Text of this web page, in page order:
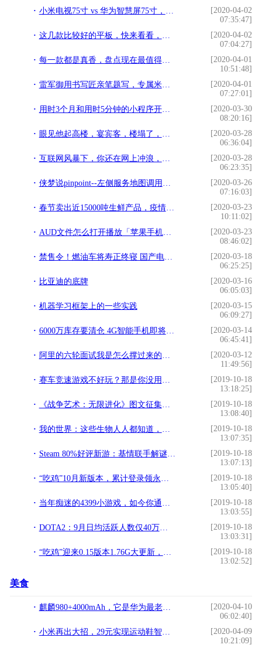
小米电视75寸 vs 华为智慧屏75寸，对比完后才知道差距有多大
[2020-04-02
07:35:47]
这几款比较好的平板，快来看看，你还在用吗
[2020-04-02
07:04:27]
每一款都是真香，盘点现在最值得入手的4款手机
[2020-04-01
10:51:48]
雷军御用书写匠亲笔题写，专属米粉定制国潮新品
[2020-04-01
07:27:01]
用时3个月和用时5分钟的小程序开发方法，差别到底有多大？
[2020-03-30
08:20:16]
眼见他起高楼，宴宾客，楼塌了，却正在王思聪身上逆袭了？
[2020-03-28
06:36:04]
互联网风暴下，你还在网上冲浪，很多人已经赚得盆满钵满了
[2020-03-28
06:23:35]
侠梦说pinpoint--左侧服务地图调用量和WasOn过滤
[2020-03-26
07:16:03]
春节卖出近15000吨生鲜产品，疫情当前京东生鲜全力保障民生需求
[2020-03-23
10:11:02]
AUD文件怎么打开播放「苹果手机微信语音消息」
[2020-03-23
08:46:02]
禁售令！燃油车将寿正终寝 国产电动车与特斯拉有无一战之力？
[2020-03-18
06:25:25]
比亚迪的底牌
[2020-03-16
06:05:03]
机器学习框架上的一些实践
[2020-03-15
06:09:27]
6000万库存要清仓 4G智能手机即将迎来惨烈的价格战
[2020-03-14
06:45:41]
阿里的六轮面试我是怎么撑过来的？一步天梯，一步海洋啊，好难啊
[2020-03-12
11:49:56]
赛车竞速游戏不好玩？那是你没用方向盘
[2019-10-18
13:18:25]
《战争艺术：无限进化》图文征集大赛开启 投稿拿万元现金大奖
[2019-10-18
13:08:40]
我的世界：这些生物人人都知道，但提起它们的原名，你还知道吗？
[2019-10-18
13:07:35]
Steam 80%好评新游：基情联手解谜逃生，不智障我们还是好朋友
[2019-10-18
13:07:13]
“吃鸡”10月新版本，累计登录领永久时装和降落伞，还有限时皮肤
[2019-10-18
13:05:40]
当年痴迷的4399小游戏，如今你通关了吗？
[2019-10-18
13:03:55]
DOTA2：9月日均活跃人数仅40万，玩家数骤降的原因是什么？
[2019-10-18
13:03:31]
“吃鸡”迎来0.15版本1.76G大更新，共有5大亮点，直升机只是其一
[2019-10-18
13:02:52]
美食
麒麟980+4000mAh，它是华为最老在售旗舰现已降至2499元
[2020-04-10
06:02:40]
小米再出大招，29元实现运动鞋智能化，网友：耐克怎么活
[2020-04-09
10:21:09]